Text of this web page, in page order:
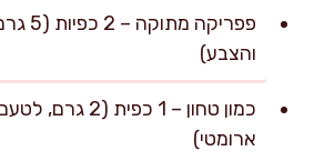
והצבע)
כמון טחון – 1
ארומטי)